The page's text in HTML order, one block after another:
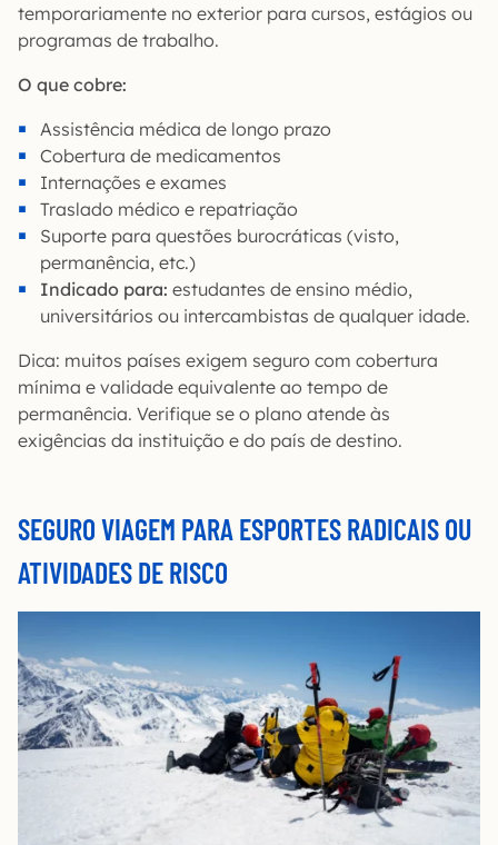
temporariamente no exterior para cursos, estágios ou
programas de trabalho.
O que cobre:
Assistência médica de longo prazo
Cobertura de medicamentos
Internações e exames
Traslado médico e repatriação
Suporte para questões burocráticas (visto,
permanência, etc.)
Indicado para: estudantes de ensino médio,
universitários ou intercambistas de qualquer idade.
Dica: muitos países exigem seguro com cobertura
mínima e validade equivalente ao tempo de
permanência. Verifique se o plano atende às
exigências da instituição e do país de destino.
SEGURO VIAGEM PARA ESPORTES RADICAIS OU
ATIVIDADES DE RISCO